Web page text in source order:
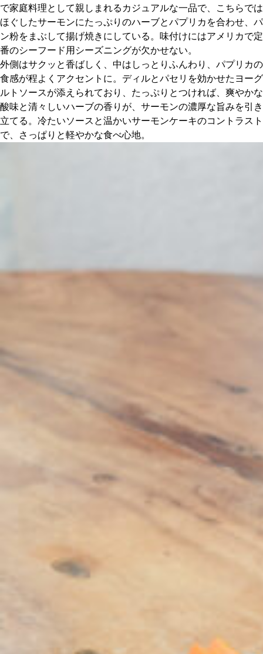
で家庭料理として親しまれるカジュアルな一品で、こちらでは
ほぐしたサーモンにたっぷりのハーブとパプリカを合わせ、パ
ン粉をまぶして揚げ焼きにしている。味付けにはアメリカで定
番のシーフード用シーズニングが欠かせない。
外側はサクッと香ばしく、中はしっとりふんわり、パプリカの
食感が程よくアクセントに。ディルとパセリを効かせたヨーグ
ルトソースが添えられており、たっぷりとつければ、爽やかな
酸味と清々しいハーブの香りが、サーモンの濃厚な旨みを引き
立てる。冷たいソースと温かいサーモンケーキのコントラスト
で、さっぱりと軽やかな食べ心地。